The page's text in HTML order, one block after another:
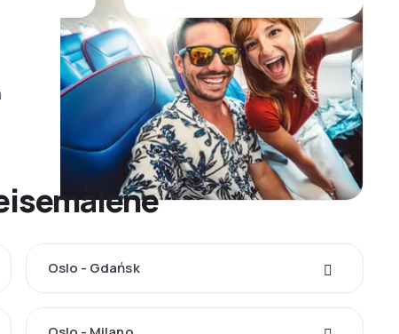
Oslo - Gdańsk